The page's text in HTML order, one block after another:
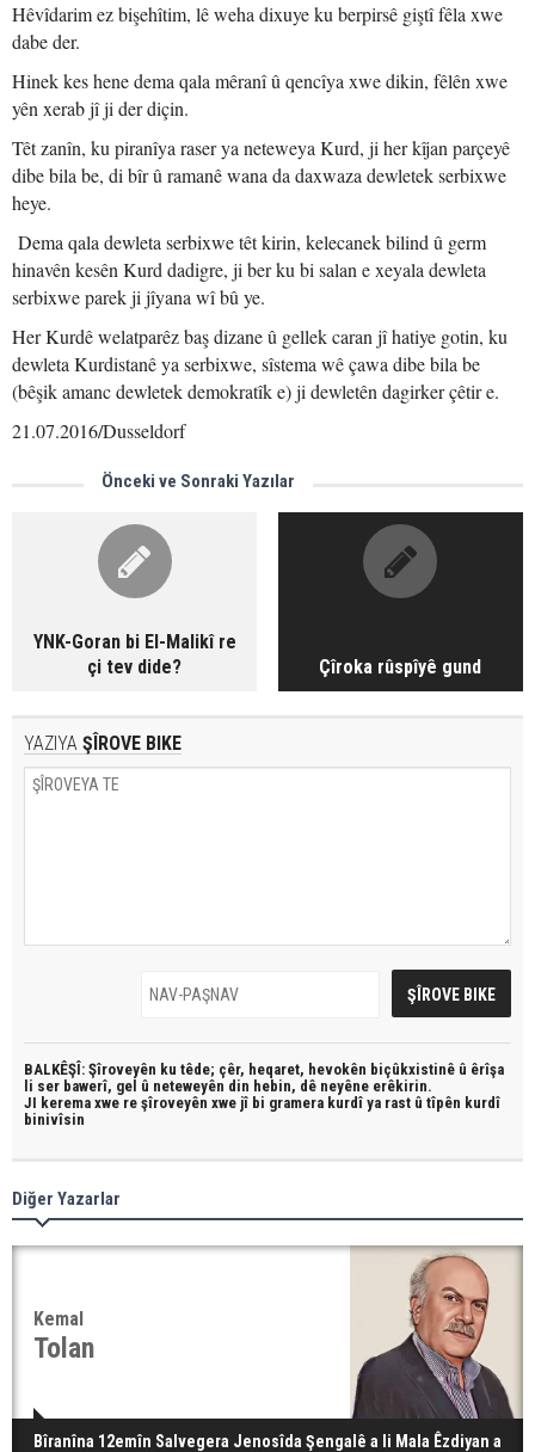
Hêvîdarim ez bişehîtim, lê weha dixuye ku berpirsê giştî fêla xwe
dabe der.
Hinek kes hene dema qala mêranî û qencîya xwe dikin, fêlên xwe
yên xerab jî ji der diçin.
Têt zanîn, ku piranîya raser ya neteweya Kurd, ji her kîjan parçeyê
dibe bila be, di bîr û ramanê wana da daxwaza dewletek serbixwe
heye.
Dema qala dewleta serbixwe têt kirin, kelecanek bilind û germ
hinavên kesên Kurd dadigre, ji ber ku bi salan e xeyala dewleta
serbixwe parek ji jîyana wî bû ye.
Her Kurdê welatparêz baş dizane û gellek caran jî hatiye gotin, ku
dewleta Kurdistanê ya serbixwe, sîstema wê çawa dibe bila be
(bêşik amanc dewletek demokratîk e) ji dewletên dagirker çêtir e.
21.07.2016/Dusseldorf
Önceki ve Sonraki Yazılar
YNK-Goran bi El-Malikî re
çi tev dide?
Çîroka rûspîyê gund
YAZIYA ŞÎROVE BIKE
BALKÊŞÎ: Şîroveyên ku têde; çêr, heqaret, hevokên biçûkxistinê û êrîşa
li ser bawerî, gel û neteweyên din hebin, dê neyêne erêkirin.
JI kerema xwe re şîroveyên xwe jî bi gramera kurdî ya rast û tîpên kurdî
binivîsin
Diğer Yazarlar
Kemal
Tolan
Bîranîna 12emîn Salvegera Jenosîda Şengalê a li Mala Êzdiyan a